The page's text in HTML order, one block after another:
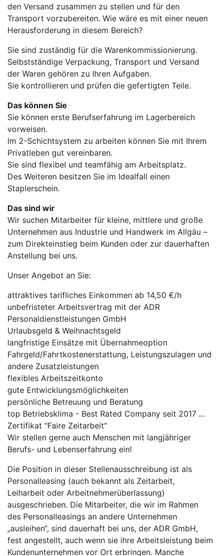
den Versand zusammen zu stellen und für den
Transport vorzubereiten. Wie wäre es mit einer neuen
Herausforderung in diesem Bereich?
Sie sind zuständig für die Warenkommissionierung.
Selbstständige Verpackung, Transport und Versand
der Waren gehören zu Ihren Aufgaben.
Sie kontrollieren und prüfen die gefertigten Teile.
Das können Sie
Sie können erste Berufserfahrung im Lagerbereich
vorweisen.
Im 2-Schichtsystem zu arbeiten können Sie mit Ihrem
Privatleben gut vereinbaren.
Sie sind flexibel und teamfähig am Arbeitsplatz.
Des Weiteren besitzen Sie im Idealfall einen
Staplerschein.
Das sind wir
Wir suchen Mitarbeiter für kleine, mittlere und große
Unternehmen aus Industrie und Handwerk im Allgäu –
zum Direkteinstieg beim Kunden oder zur dauerhaften
Anstellung bei uns.
Unser Angebot an Sie:
attraktives tarifliches Einkommen ab 14,50 €/h
unbefristeter Arbeitsvertrag mit der ADR
Personaldienstleistungen GmbH
Urlaubsgeld & Weihnachtsgeld
langfristige Einsätze mit Übernahmeoption
Fahrgeld/Fahrtkostenerstattung, Leistungszulagen und
andere Zusatzleistungen
flexibles Arbeitszeitkonto
gute Entwicklungsmöglichkeiten
persönliche Betreuung und Beratung
top Betriebsklima - Best Rated Company seit 2017 ...
Zertifikat "Faire Zeitarbeit"
Wir stellen gerne auch Menschen mit langjähriger
Berufs- und Lebenserfahrung ein!
Die Position in dieser Stellenausschreibung ist als
Personalleasing (auch bekannt als Zeitarbeit,
Leiharbeit oder Arbeitnehmerüberlassung)
ausgeschrieben. Die Mitarbeiter, die wir im Rahmen
des Personalleasings an andere Unternehmen
„ausleihen“, sind dauerhaft bei uns, der ADR GmbH,
fest angestellt, auch wenn sie ihre Arbeitsleistung beim
Kundenunternehmen vor Ort erbringen. Manche